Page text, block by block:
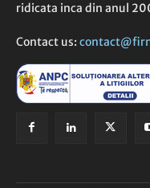
ridicata inca din anul
Contact us: